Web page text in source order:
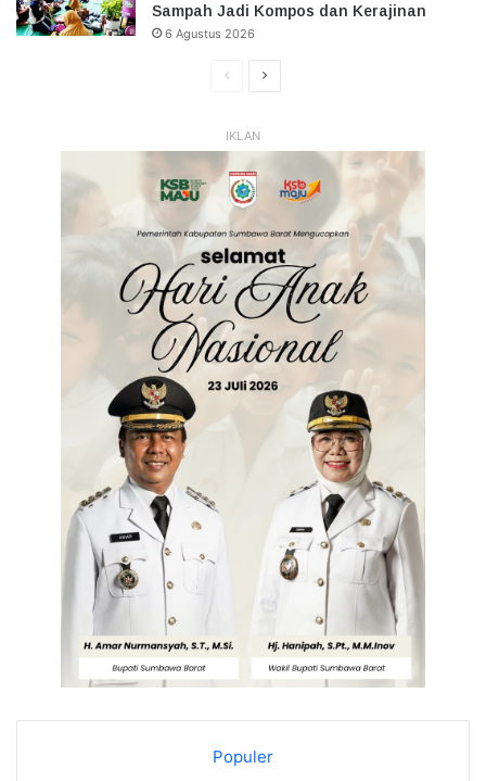
Sampah Jadi Kompos dan Kerajinan
6 Agustus 2026
HalamanHalaman
IKLAN
Populer